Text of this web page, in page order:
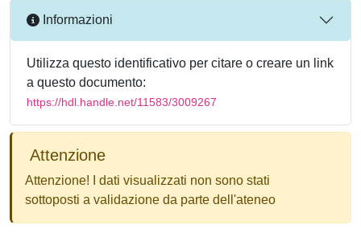
Informazioni
Utilizza questo identificativo per citare o creare un link
a questo documento:
https://hdl.handle.net/11583/3009267
Attenzione
Attenzione! I dati visualizzati non sono stati
sottoposti a validazione da parte dell'ateneo